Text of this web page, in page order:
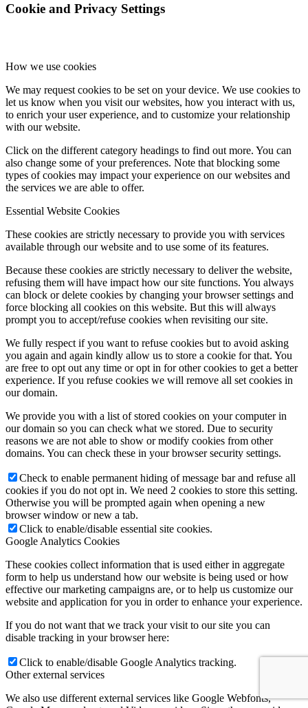
Cookie and Privacy Settings
How we use cookies
We may request cookies to be set on your device. We use cookies to
let us know when you visit our websites, how you interact with us,
to enrich your user experience, and to customize your relationship
with our website.
Click on the different category headings to find out more. You can
also change some of your preferences. Note that blocking some
types of cookies may impact your experience on our websites and
the services we are able to offer.
Essential Website Cookies
These cookies are strictly necessary to provide you with services
available through our website and to use some of its features.
Because these cookies are strictly necessary to deliver the website,
refusing them will have impact how our site functions. You always
can block or delete cookies by changing your browser settings and
force blocking all cookies on this website. But this will always
prompt you to accept/refuse cookies when revisiting our site.
We fully respect if you want to refuse cookies but to avoid asking
you again and again kindly allow us to store a cookie for that. You
are free to opt out any time or opt in for other cookies to get a better
experience. If you refuse cookies we will remove all set cookies in
our domain.
We provide you with a list of stored cookies on your computer in
our domain so you can check what we stored. Due to security
reasons we are not able to show or modify cookies from other
domains. You can check these in your browser security settings.
Check to enable permanent hiding of message bar and refuse all
cookies if you do not opt in. We need 2 cookies to store this setting.
Otherwise you will be prompted again when opening a new
browser window or new a tab.
Click to enable/disable essential site cookies.
Google Analytics Cookies
These cookies collect information that is used either in aggregate
form to help us understand how our website is being used or how
effective our marketing campaigns are, or to help us customize our
website and application for you in order to enhance your experience.
If you do not want that we track your visit to our site you can
disable tracking in your browser here:
Click to enable/disable Google Analytics tracking.
Other external services
We also use different external services like Google Webfonts,